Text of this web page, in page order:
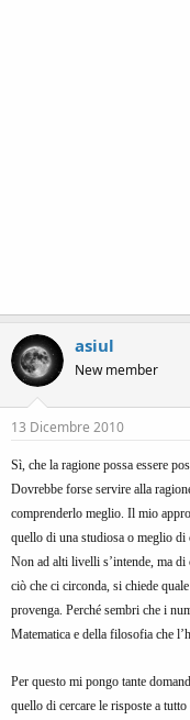
asiul
New member
13 Dicembre 2010
Sì, che la ragione possa essere
Dovrebbe forse servire alla
comprenderlo meglio. Il mio
quello di una studiosa o meglio di
Non ad alti livelli s’intende, ma di
ciò che ci circonda, si chiede
provenga. Perché sembri che i
Matematica e della filosofia che
Per questo mi pongo tante
quello di cercare le risposte a tutto